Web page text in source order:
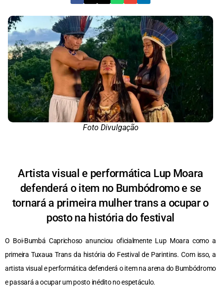
Foto Divulgação
Artista visual e performática Lup Moara
defenderá o item no Bumbódromo e se
tornará a primeira mulher trans a ocupar o
posto na história do festival
O Boi-Bumbá Caprichoso anunciou oficialmente Lup Moara como a
primeira Tuxaua Trans da história do Festival de Parintins. Com isso, a
artista visual e performática defenderá o item na arena do Bumbódromo
e passará a ocupar um posto inédito no espetáculo.